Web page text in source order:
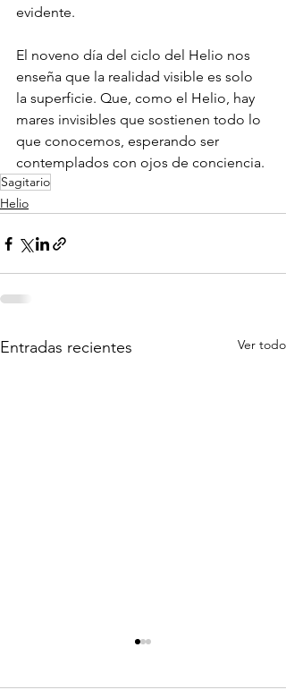
evidente.
El noveno día del ciclo del Helio nos
enseña que la realidad visible es solo
la superficie. Que, como el Helio, hay
mares invisibles que sostienen todo lo
que conocemos, esperando ser
contemplados con ojos de conciencia.
Sagitario
Helio
Entradas recientes Ver todo